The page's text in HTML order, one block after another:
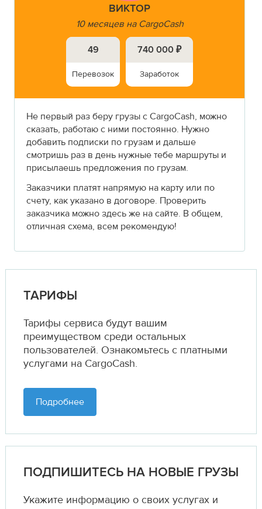
ВИКТОР
10 месяцев на CargoCash
49
Перевозок
740 000 ₽
Заработок
Не первый раз беру грузы с CargoCash, можно
сказать, работаю с ними постоянно. Нужно
добавить подписки по грузам и дальше
смотришь раз в день нужные тебе маршруты и
присылаешь предложения по грузам.
Заказчики платят напрямую на карту или по
счету, как указано в договоре. Проверить
заказчика можно здесь же на сайте. В общем,
отличная схема, всем рекомендую!
ТАРИФЫ
Тарифы сервиса будут вашим
преимуществом среди остальных
пользователей. Ознакомьтесь с платными
услугами на CargoCash.
Подробнее
ПОДПИШИТЕСЬ НА НОВЫЕ ГРУЗЫ
Укажите информацию о своих услугах и